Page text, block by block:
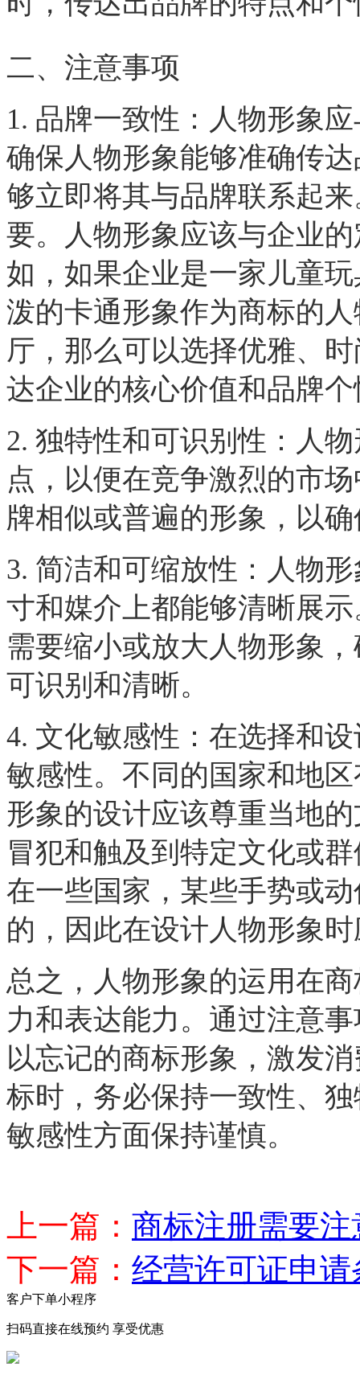
二、注意事项
1. 品牌一致性：人物形象
确保人物形象能够准确传
够立即将其与品牌联系起来
要。人物形象应该与企业
如，如果企业是一家儿童
泼的卡通形象作为商标的
厅，那么可以选择优雅、
达企业的核心价值和品牌
2. 独特性和可识别性：人
点，以便在竞争激烈的市
牌相似或普遍的形象，以
3. 简洁和可缩放性：人物
寸和媒介上都能够清晰展
需要缩小或放大人物形象
可识别和清晰。
4. 文化敏感性：在选择和
敏感性。 不同的国家和地
形象的设计应该尊重当地
冒犯和触及到特定文化或
在一些国家，某些手势或
的，因此在设计人物形象
总之，人物形象的运用在
力和表达能力。通过注意
以忘记的商标形象，激发
标时，务必保持一致性、
敏感性方面保持谨慎。
上一篇： 商标注册需要
下一篇： 经营许可证申请
客户下单小程序
扫码直接在线预约 享受优惠